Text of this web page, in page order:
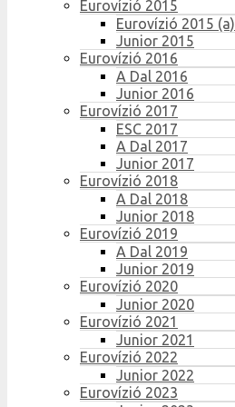
Eurovízió 2015
Eurovízió 2015 (a)
Junior 2015
Eurovízió 2016
A Dal 2016
Junior 2016
Eurovízió 2017
ESC 2017
A Dal 2017
Junior 2017
Eurovízió 2018
A Dal 2018
Junior 2018
Eurovízió 2019
A Dal 2019
Junior 2019
Eurovízió 2020
Junior 2020
Eurovízió 2021
Junior 2021
Eurovízió 2022
Junior 2022
Eurovízió 2023